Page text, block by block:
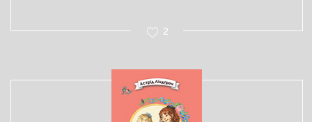
2